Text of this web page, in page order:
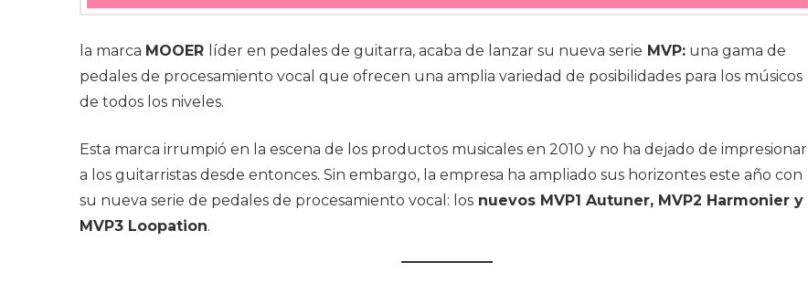
la marca MOOER líder en pedales de guitarra, acaba de lanzar su nueva serie MVP: una gama de
pedales de procesamiento vocal que ofrecen una amplia variedad de posibilidades para los músicos
de todos los niveles.
Esta marca irrumpió en la escena de los productos musicales en 2010 y no ha dejado de impresionar
a los guitarristas desde entonces. Sin embargo, la empresa ha ampliado sus horizontes este año con
su nueva serie de pedales de procesamiento vocal: los nuevos MVP1 Autuner, MVP2 Harmonier y
MVP3 Loopation.